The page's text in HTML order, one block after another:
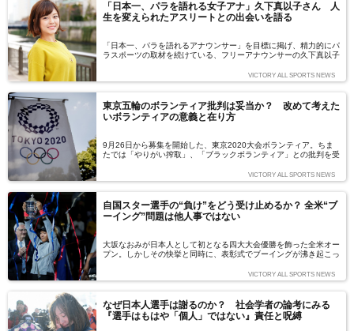
「日本一、パラを語れる女子アナ」久下真以子さん 人
生を変えられたアスリートとの出会いを語る
「日本一、パラを語れるアナウンサー」を目標に掲げ、精力的にパ
ラスポーツの取材を続けている、フリーアナウンサーの久下真以子
SPORTS NEWS アスリートプライド』（BSスカパー！）のキャ
スター・リポーターに抜擢されるなど、その活躍の場を広げていま
は彼女の人生を変えた恩人ともいえるアスリートとの出会いがあり
ました――。（文＝野口学）
VICTORY ALL SPORTS NEWS
東京五輪のボランティア批判は妥当か？ 改めて考えた
いボランティアの意義と在り方
9月26日から募集を開始した、東京2020大会ボランティア。ちま
たでは「やりがい搾取」、「ブラックボランティア」との批判を受
うか？ 米国で子どものスポーツからプロスポーツに至るまで取材
を続ける谷口輝世子さんに、この問題を多面的な角度から考察して
VICTORY ALL SPORTS NEWS
自国スター選手の“負け”をどう受け止めるか？ 全米“ブ
ーイング”問題は他人事ではない
大坂なおみが日本人として初となる四大大会優勝を飾った全米オー
プン。しかしその快挙と同時に、表彰式でブーイングが沸き起こっ
の当たりにした時、私たちはどう受け止めるべきか？ 2年後に東
京2020オリンピック・パラリンピックを控えた日本にとって、こ
スポーツに至るまで取材を続ける谷口輝世子さんに、今回の問題に
ついて執筆いただいた。（文＝谷口輝世子）
VICTORY ALL SPORTS NEWS
なぜ日本人選手は謝るのか？ 社会学者の論考にみる
『選手はもはや「個人」ではない』責任と呪縛